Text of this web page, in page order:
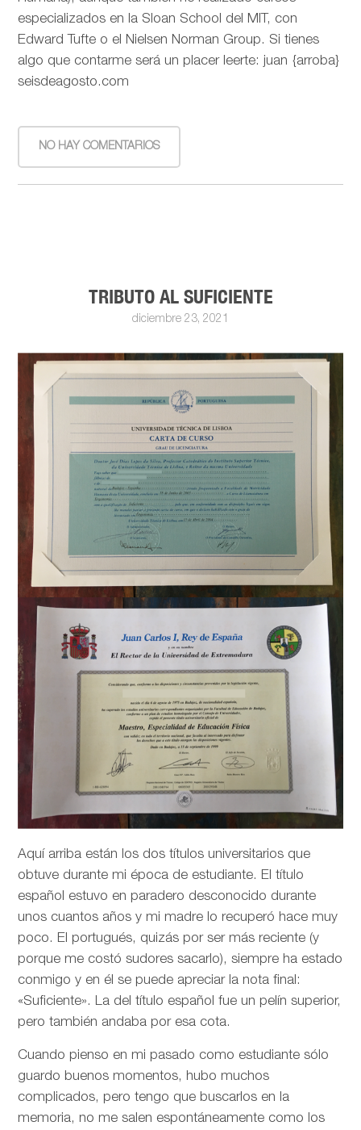
especializados en la Sloan School del MIT, con
Edward Tufte o el Nielsen Norman Group. Si tienes
algo que contarme será un placer leerte: juan {arroba}
seisdeagosto.com
NO HAY COMENTARIOS
TRIBUTO AL SUFICIENTE
diciembre 23, 2021
Aquí arriba están los dos títulos universitarios que
obtuve durante mi época de estudiante. El título
español estuvo en paradero desconocido durante
unos cuantos años y mi madre lo recuperó hace muy
poco. El portugués, quizás por ser más reciente (y
porque me costó sudores sacarlo), siempre ha estado
conmigo y en él se puede apreciar la nota final:
«Suficiente». La del título español fue un pelín superior,
pero también andaba por esa cota.
Cuando pienso en mi pasado como estudiante sólo
guardo buenos momentos, hubo muchos
complicados, pero tengo que buscarlos en la
memoria, no me salen espontáneamente como los